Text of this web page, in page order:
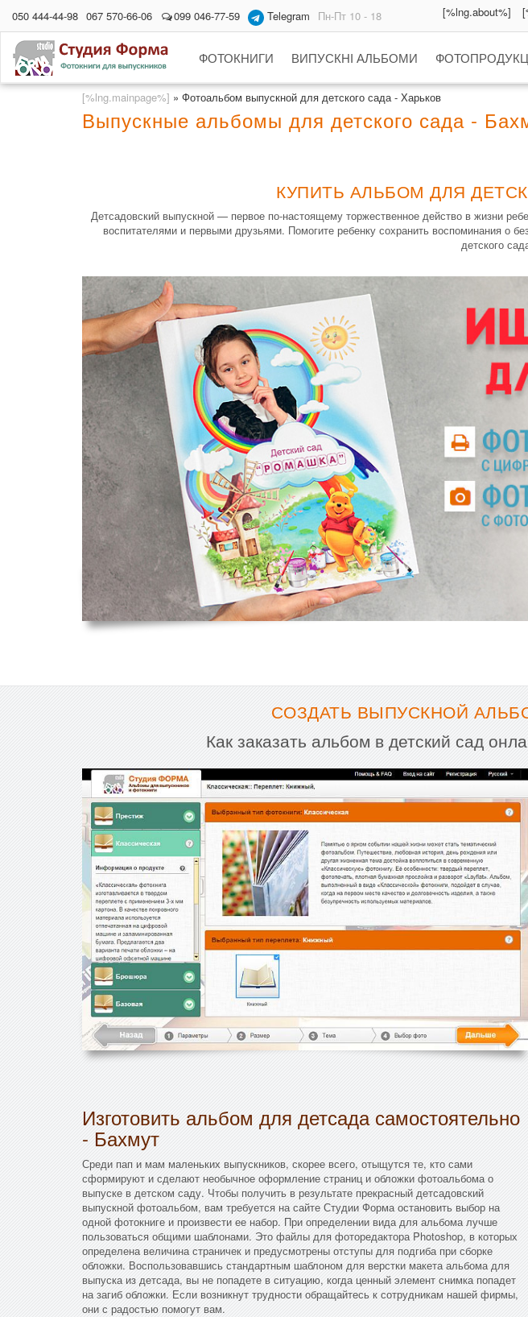
050 444-44-98 067 570-66-06 099 046-77-59 Telegram Пн-Пт 10 - 18 [%lng.about%]
ФОТОКНИГИ ВИПУСКНІ АЛЬБОМИ
[%lng.mainpage%] » Фотоальбом выпускной для детского сада - Харьков
Выпускные альбомы для детского сада -
КУПИТЬ АЛЬБОМ ДЛЯ
Детсадовский выпускной — первое по-настоящему торжественное действо в жизни
воспитателями и первыми друзьями. Помогите ребенку сохранить воспоминания о
детского
СОЗДАТЬ ВЫПУСКНОЙ
Как заказать альбом в детский сад
Изготовить альбом для детсада самостоятельно
- Бахмут
Среди пап и мам маленьких выпускников, скорее всего, отыщутся те, кто сами
сформируют и сделают необычное оформление страниц и обложки фотоальбома о
выпуске в детском саду. Чтобы получить в результате прекрасный детсадовский
выпускной фотоальбом, вам требуется на сайте Студии Форма остановить выбор на
одной фотокниге и произвести ее набор. При определении вида для альбома лучше
пользоваться общими шаблонами. Это файлы для фоторедактора Photoshop, в которых
определена величина страничек и предусмотрены отступы для подгиба при сборке
обложки. Воспользовавшись стандартным шаблоном для верстки макета альбома для
выпуска из детсада, вы не попадете в ситуацию, когда ценный элемент снимка попадет
на загиб обложки. Если возникнут трудности обращайтесь к сотрудникам нашей фирмы,
они с радостью помогут вам.